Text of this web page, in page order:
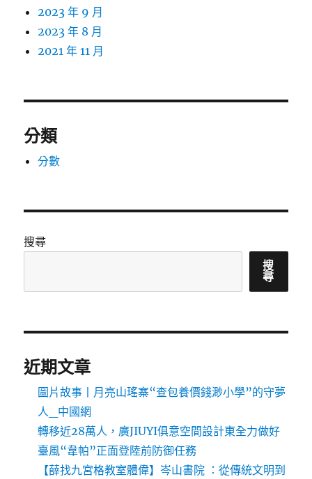
2023 年 9 月
2023 年 8 月
2021 年 11 月
分類
分數
搜尋
搜
尋
近期文章
圖片故事丨月亮山瑤寨“查包養價錢渺小學”的守夢
人_中國網
轉移近28萬人，廣JIUYI俱意空間設計東全力做好
臺風“韋帕”正面登陸前防御任務
【薛找九宮格教室體偉】岑山書院 ：從傳統文明到